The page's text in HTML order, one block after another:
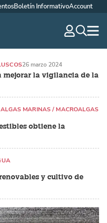
Boletín InformativoAccount
mejorar la vigilancia de la
26 marzo 2024
obtiene la
ALGAS MARINAS / MACROALGAS
y cultivo de